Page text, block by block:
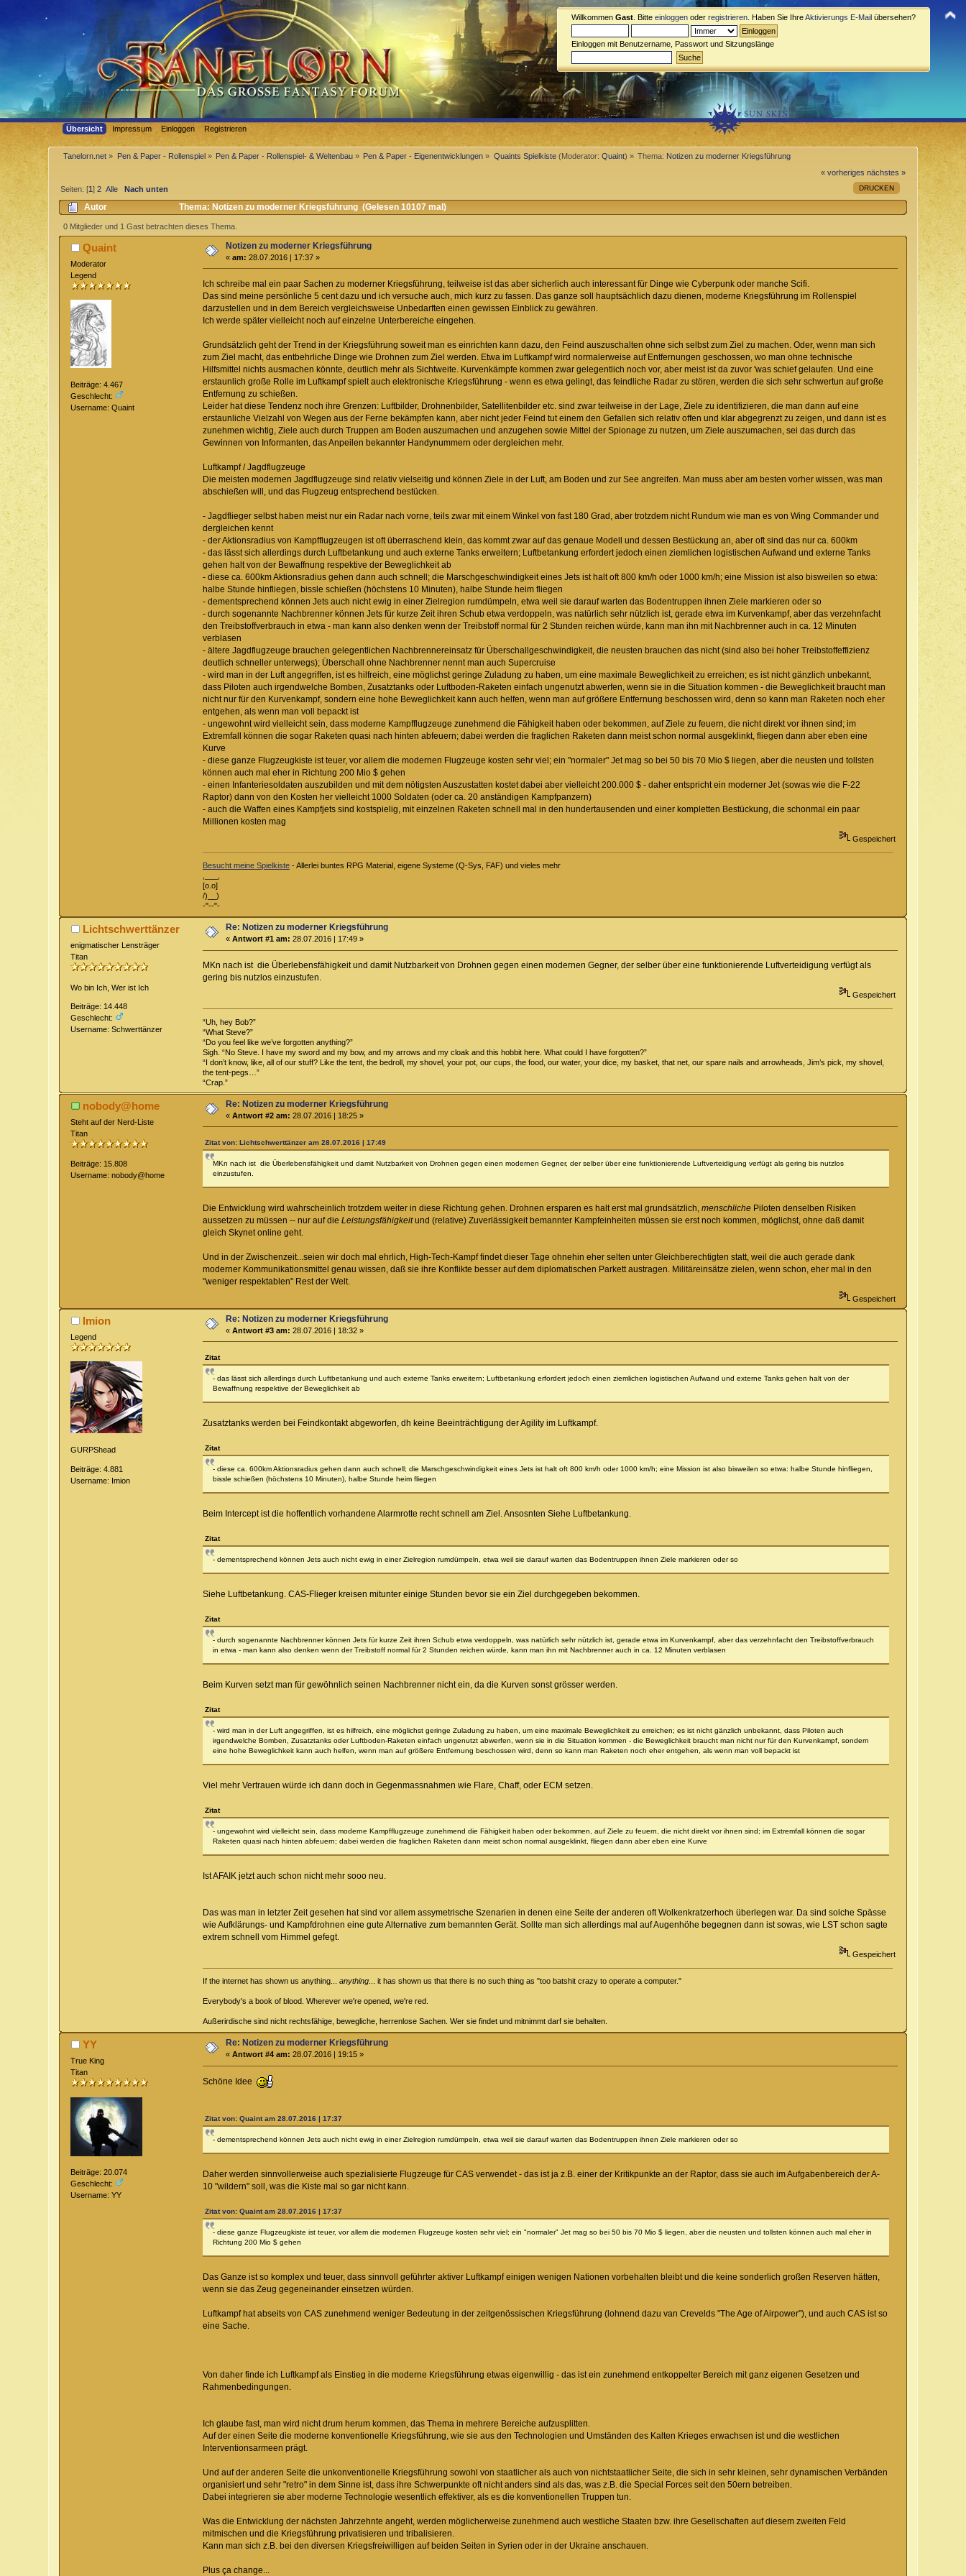
Willkommen Gast . Bitte einloggen oder registrieren . Haben Sie IhreAktivierungs E-Mail übersehen?
Einloggen mit Benutzername, Passwort und Sitzungslänge
Übersicht Impressum Einloggen Registrieren
Tanelorn.net » Pen & Paper - Rollenspiel» Pen & Paper - Rollenspiel- & Weltenbau » Pen & Paper - Eigenentwicklungen » Quaints Spielkiste(Moderator: Quaint) » Thema: Notizen zu moderner Kriegsführung
« vorheriges nächstes »
DRUCKEN
Seiten: [1]2 Alle Nach unten
Autor Thema: Notizen zu moderner Kriegsführung (Gelesen 10107 mal)
0 Mitglieder und 1 Gast betrachten dieses Thema.
Quaint
Moderator
Legend
Beiträge: 4.467
Geschlecht:
Username: Quaint
Notizen zu moderner Kriegsführung
«am: 28.07.2016 | 17:37 »
Ich schreibe mal ein paar Sachen zu moderner Kriegsführung, teilweise ist das aber sicherlich auch interessant für Dinge wie Cyberpunk oder manche Scifi.
Das sind meine persönliche 5 cent dazu und ich versuche auch, mich kurz zu fassen. Das ganze soll hauptsächlich dazu dienen, moderne Kriegsführung im Rollenspiel
darzustellen und in dem Bereich vergleichsweise Unbedarften einen gewissen Einblick zu gewähren.
Ich werde später vielleicht noch auf einzelne Unterbereiche eingehen.
Grundsätzlich geht der Trend in der Kriegsführung soweit man es einrichten kann dazu, den Feind auszuschalten ohne sich selbst zum Ziel zu machen. Oder, wenn man sich
zum Ziel macht, das entbehrliche Dinge wie Drohnen zum Ziel werden. Etwa im Luftkampf wird normalerweise auf Entfernungen geschossen, wo man ohne technische
Hilfsmittel nichts ausmachen könnte, deutlich mehr als Sichtweite. Kurvenkämpfe kommen zwar gelegentlich noch vor, aber meist ist da zuvor 'was schief gelaufen. Und eine
erstaunlich große Rolle im Luftkampf spielt auch elektronische Kriegsführung - wenn es etwa gelingt, das feindliche Radar zu stören, werden die sich sehr schwertun auf große
Entfernung zu schießen.
Leider hat diese Tendenz noch ihre Grenzen: Luftbilder, Drohnenbilder, Satellitenbilder etc. sind zwar teilweise in der Lage, Ziele zu identifizieren, die man dann auf eine
erstaunliche Vielzahl von Wegen aus der Ferne bekämpfen kann, aber nicht jeder Feind tut einem den Gefallen sich relativ offen und klar abgegrenzt zu zeigen, und dann ist es
zunehmen wichtig, Ziele auch durch Truppen am Boden auszumachen und anzugehen sowie Mittel der Spionage zu nutzen, um Ziele auszumachen, sei das durch das
Gewinnen von Informanten, das Anpeilen bekannter Handynummern oder dergleichen mehr.
Luftkampf / Jagdflugzeuge
Die meisten modernen Jagdflugzeuge sind relativ vielseitig und können Ziele in der Luft, am Boden und zur See angreifen. Man muss aber am besten vorher wissen, was man
abschießen will, und das Flugzeug entsprechend bestücken.
- Jagdflieger selbst haben meist nur ein Radar nach vorne, teils zwar mit einem Winkel von fast 180 Grad, aber trotzdem nicht Rundum wie man es von Wing Commander und
dergleichen kennt
- der Aktionsradius von Kampfflugzeugen ist oft überraschend klein, das kommt zwar auf das genaue Modell und dessen Bestückung an, aber oft sind das nur ca. 600km
- das lässt sich allerdings durch Luftbetankung und auch externe Tanks erweitern; Luftbetankung erfordert jedoch einen ziemlichen logistischen Aufwand und externe Tanks
gehen halt von der Bewaffnung respektive der Beweglichkeit ab
- diese ca. 600km Aktionsradius gehen dann auch schnell; die Marschgeschwindigkeit eines Jets ist halt oft 800 km/h oder 1000 km/h; eine Mission ist also bisweilen so etwa:
halbe Stunde hinfliegen, bissle schießen (höchstens 10 Minuten), halbe Stunde heim fliegen
- dementsprechend können Jets auch nicht ewig in einer Zielregion rumdümpeln, etwa weil sie darauf warten das Bodentruppen ihnen Ziele markieren oder so
- durch sogenannte Nachbrenner können Jets für kurze Zeit ihren Schub etwa verdoppeln, was natürlich sehr nützlich ist, gerade etwa im Kurvenkampf, aber das verzehnfacht
den Treibstoffverbrauch in etwa - man kann also denken wenn der Treibstoff normal für 2 Stunden reichen würde, kann man ihn mit Nachbrenner auch in ca. 12 Minuten
verblasen
- ältere Jagdflugzeuge brauchen gelegentlichen Nachbrennereinsatz für Überschallgeschwindigkeit, die neusten brauchen das nicht (sind also bei hoher Treibstoffeffizienz
deutlich schneller unterwegs); Überschall ohne Nachbrenner nennt man auch Supercruise
- wird man in der Luft angegriffen, ist es hilfreich, eine möglichst geringe Zuladung zu haben, um eine maximale Beweglichkeit zu erreichen; es ist nicht gänzlich unbekannt,
dass Piloten auch irgendwelche Bomben, Zusatztanks oder Luftboden-Raketen einfach ungenutzt abwerfen, wenn sie in die Situation kommen - die Beweglichkeit braucht man
nicht nur für den Kurvenkampf, sondern eine hohe Beweglichkeit kann auch helfen, wenn man auf größere Entfernung beschossen wird, denn so kann man Raketen noch eher
entgehen, als wenn man voll bepackt ist
- ungewohnt wird vielleicht sein, dass moderne Kampfflugzeuge zunehmend die Fähigkeit haben oder bekommen, auf Ziele zu feuern, die nicht direkt vor ihnen sind; im
Extremfall können die sogar Raketen quasi nach hinten abfeuern; dabei werden die fraglichen Raketen dann meist schon normal ausgeklinkt, fliegen dann aber eben eine
Kurve
- diese ganze Flugzeugkiste ist teuer, vor allem die modernen Flugzeuge kosten sehr viel; ein "normaler" Jet mag so bei 50 bis 70 Mio $ liegen, aber die neusten und tollsten
können auch mal eher in Richtung 200 Mio $ gehen
- einen Infanteriesoldaten auszubilden und mit dem nötigsten Auszustatten kostet dabei aber vielleicht 200.000 $ - daher entspricht ein moderner Jet (sowas wie die F-22
Raptor) dann von den Kosten her vielleicht 1000 Soldaten (oder ca. 20 anständigen Kampfpanzern)
- auch die Waffen eines Kampfjets sind kostspielig, mit einzelnen Raketen schnell mal in den hundertausenden und einer kompletten Bestückung, die schonmal ein paar
Millionen kosten mag
Gespeichert
Besucht meine Spielkiste- Allerlei buntes RPG Material, eigene Systeme (Q-Sys, FAF) und vieles mehr
[o.o]
/)__)
-"--"-
Lichtschwerttänzer
enigmatischer Lensträger
Titan
Wo bin Ich, Wer ist Ich
Beiträge: 14.448
Geschlecht:
Username: Schwerttänzer
Re: Notizen zu moderner Kriegsführung
«Antwort #1 am: 28.07.2016 | 17:49 »
MKn nach ist die Überlebensfähigkeit und damit Nutzbarkeit von Drohnen gegen einen modernen Gegner, der selber über eine funktionierende Luftverteidigung verfügt als
gering bis nutzlos einzustufen.
Gespeichert
“Uh, hey Bob?”
“What Steve?”
“Do you feel like we’ve forgotten anything?”
Sigh. “No Steve. I have my sword and my bow, and my arrows and my cloak and this hobbit here. What could I have forgotten?”
“I don’t know, like, all of our stuff? Like the tent, the bedroll, my shovel, your pot, our cups, the food, our water, your dice, my basket, that net, our spare nails and arrowheads, Jim’s pick, my shovel,
the tent-pegs…”
“Crap.”
nobody@home
Steht auf der Nerd-Liste
Titan
Beiträge: 15.808
Username: nobody@home
Re: Notizen zu moderner Kriegsführung
«Antwort #2 am: 28.07.2016 | 18:25 »
Zitat von: Lichtschwerttänzer am 28.07.2016 | 17:49
MKn nach ist die Überlebensfähigkeit und damit Nutzbarkeit von Drohnen gegen einen modernen Gegner, der selber über eine funktionierende Luftverteidigung verfügt als gering bis nutzlos
einzustufen.
Die Entwicklung wird wahrscheinlich trotzdem weiter in diese Richtung gehen. Drohnen ersparen es halt erst mal grundsätzlich, menschlichePiloten denselben Risiken
aussetzen zu müssen -- nur auf die Leistungsfähigkeitund (relative) Zuverlässigkeit bemannter Kampfeinheiten müssen sie erst noch kommen, möglichst, ohne daß damit
gleich Skynet online geht.
Und in der Zwischenzeit...seien wir doch mal ehrlich, High-Tech-Kampf findet dieser Tage ohnehin eher selten unter Gleichberechtigten statt, weil die auch gerade dank
moderner Kommunikationsmittel genau wissen, daß sie ihre Konflikte besser auf dem diplomatischen Parkett austragen. Militäreinsätze zielen, wenn schon, eher mal in den
"weniger respektablen" Rest der Welt.
Gespeichert
Imion
Legend
GURPShead
Beiträge: 4.881
Username: Imion
Re: Notizen zu moderner Kriegsführung
«Antwort #3 am: 28.07.2016 | 18:32 »
Zitat
- das lässt sich allerdings durch Luftbetankung und auch externe Tanks erweitern; Luftbetankung erfordert jedoch einen ziemlichen logistischen Aufwand und externe Tanks gehen halt von der
Bewaffnung respektive der Beweglichkeit ab
Zusatztanks werden bei Feindkontakt abgeworfen, dh keine Beeinträchtigung der Agility im Luftkampf.
Zitat
- diese ca. 600km Aktionsradius gehen dann auch schnell; die Marschgeschwindigkeit eines Jets ist halt oft 800 km/h oder 1000 km/h; eine Mission ist also bisweilen so etwa: halbe Stunde hinfliegen,
bissle schießen (höchstens 10 Minuten), halbe Stunde heim fliegen
Beim Intercept ist die hoffentlich vorhandene Alarmrotte recht schnell am Ziel. Ansosnten Siehe Luftbetankung.
Zitat
- dementsprechend können Jets auch nicht ewig in einer Zielregion rumdümpeln, etwa weil sie darauf warten das Bodentruppen ihnen Ziele markieren oder so
Siehe Luftbetankung. CAS-Flieger kreisen mitunter einige Stunden bevor sie ein Ziel durchgegeben bekommen.
Zitat
- durch sogenannte Nachbrenner können Jets für kurze Zeit ihren Schub etwa verdoppeln, was natürlich sehr nützlich ist, gerade etwa im Kurvenkampf, aber das verzehnfacht den Treibstoffverbrauch
in etwa - man kann also denken wenn der Treibstoff normal für 2 Stunden reichen würde, kann man ihn mit Nachbrenner auch in ca. 12 Minuten verblasen
Beim Kurven setzt man für gewöhnlich seinen Nachbrenner nicht ein, da die Kurven sonst grösser werden.
Zitat
- wird man in der Luft angegriffen, ist es hilfreich, eine möglichst geringe Zuladung zu haben, um eine maximale Beweglichkeit zu erreichen; es ist nicht gänzlich unbekannt, dass Piloten auch
irgendwelche Bomben, Zusatztanks oder Luftboden-Raketen einfach ungenutzt abwerfen, wenn sie in die Situation kommen - die Beweglichkeit braucht man nicht nur für den Kurvenkampf, sondern
eine hohe Beweglichkeit kann auch helfen, wenn man auf größere Entfernung beschossen wird, denn so kann man Raketen noch eher entgehen, als wenn man voll bepackt ist
Viel mehr Vertrauen würde ich dann doch in Gegenmassnahmen wie Flare, Chaff, oder ECM setzen.
Zitat
- ungewohnt wird vielleicht sein, dass moderne Kampfflugzeuge zunehmend die Fähigkeit haben oder bekommen, auf Ziele zu feuern, die nicht direkt vor ihnen sind; im Extremfall können die sogar
Raketen quasi nach hinten abfeuern; dabei werden die fraglichen Raketen dann meist schon normal ausgeklinkt, fliegen dann aber eben eine Kurve
Ist AFAIK jetzt auch schon nicht mehr sooo neu.
Das was man in letzter Zeit gesehen hat sind vor allem assymetrische Szenarien in denen eine Seite der anderen oft Wolkenkratzerhoch überlegen war. Da sind solche Spässe
wie Aufklärungs- und Kampfdrohnen eine gute Alternative zum bemannten Gerät. Sollte man sich allerdings mal auf Augenhöhe begegnen dann ist sowas, wie LST schon sagte
extrem schnell vom Himmel gefegt.
Gespeichert
If the internet has shown us anything... anything... it has shown us that there is no such thing as "too batshit crazy to operate a computer."
Everybody's a book of blood. Wherever we're opened, we're red.
Außerirdische sind nicht rechtsfähige, bewegliche, herrenlose Sachen. Wer sie findet und mitnimmt darf sie behalten.
YY
True King
Titan
Beiträge: 20.074
Geschlecht:
Username: YY
Re: Notizen zu moderner Kriegsführung
«Antwort #4 am: 28.07.2016 | 19:15 »
Schöne Idee
Zitat von: Quaint am 28.07.2016 | 17:37
- dementsprechend können Jets auch nicht ewig in einer Zielregion rumdümpeln, etwa weil sie darauf warten das Bodentruppen ihnen Ziele markieren oder so
Daher werden sinnvollerweise auch spezialisierte Flugzeuge für CAS verwendet - das ist ja z.B. einer der Kritikpunkte an der Raptor, dass sie auch im Aufgabenbereich der A-
10 "wildern" soll, was die Kiste mal so gar nicht kann.
Zitat von: Quaint am 28.07.2016 | 17:37
- diese ganze Flugzeugkiste ist teuer, vor allem die modernen Flugzeuge kosten sehr viel; ein "normaler" Jet mag so bei 50 bis 70 Mio $ liegen, aber die neusten und tollsten können auch mal eher in
Richtung 200 Mio $ gehen
Das Ganze ist so komplex und teuer, dass sinnvoll geführter aktiver Luftkampf einigen wenigen Nationen vorbehalten bleibt und die keine sonderlich großen Reserven hätten,
wenn sie das Zeug gegeneinander einsetzen würden.
Luftkampf hat abseits von CAS zunehmend weniger Bedeutung in der zeitgenössischen Kriegsführung (lohnend dazu van Crevelds "The Age of Airpower"), und auch CAS ist so
eine Sache.
Von daher finde ich Luftkampf als Einstieg in die moderne Kriegsführung etwas eigenwillig - das ist ein zunehmend entkoppelter Bereich mit ganz eigenen Gesetzen und
Rahmenbedingungen.
Ich glaube fast, man wird nicht drum herum kommen, das Thema in mehrere Bereiche aufzusplitten.
Auf der einen Seite die moderne konventionelle Kriegsführung, wie sie aus den Technologien und Umständen des Kalten Krieges erwachsen ist und die westlichen
Interventionsarmeen prägt.
Und auf der anderen Seite die unkonventionelle Kriegsführung sowohl von staatlicher als auch von nichtstaatlicher Seite, die sich in sehr kleinen, sehr dynamischen Verbänden
organisiert und sehr "retro" in dem Sinne ist, dass ihre Schwerpunkte oft nicht anders sind als das, was z.B. die Special Forces seit den 50ern betreiben.
Dabei integrieren sie aber moderne Technologie wesentlich effektiver, als es die konventionellen Truppen tun.
Was die Entwicklung der nächsten Jahrzehnte angeht, werden möglicherweise zunehmend auch westliche Staaten bzw. ihre Gesellschaften auf diesem zweiten Feld
mitmischen und die Kriegsführung privatisieren und tribalisieren.
Kann man sich z.B. bei den diversen Kriegsfreiwilligen auf beiden Seiten in Syrien oder in der Ukraine anschauen.
Plus ça change...